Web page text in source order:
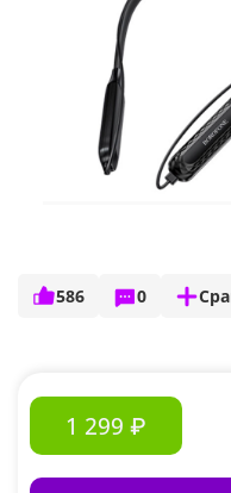
586 0
1 299 ₽